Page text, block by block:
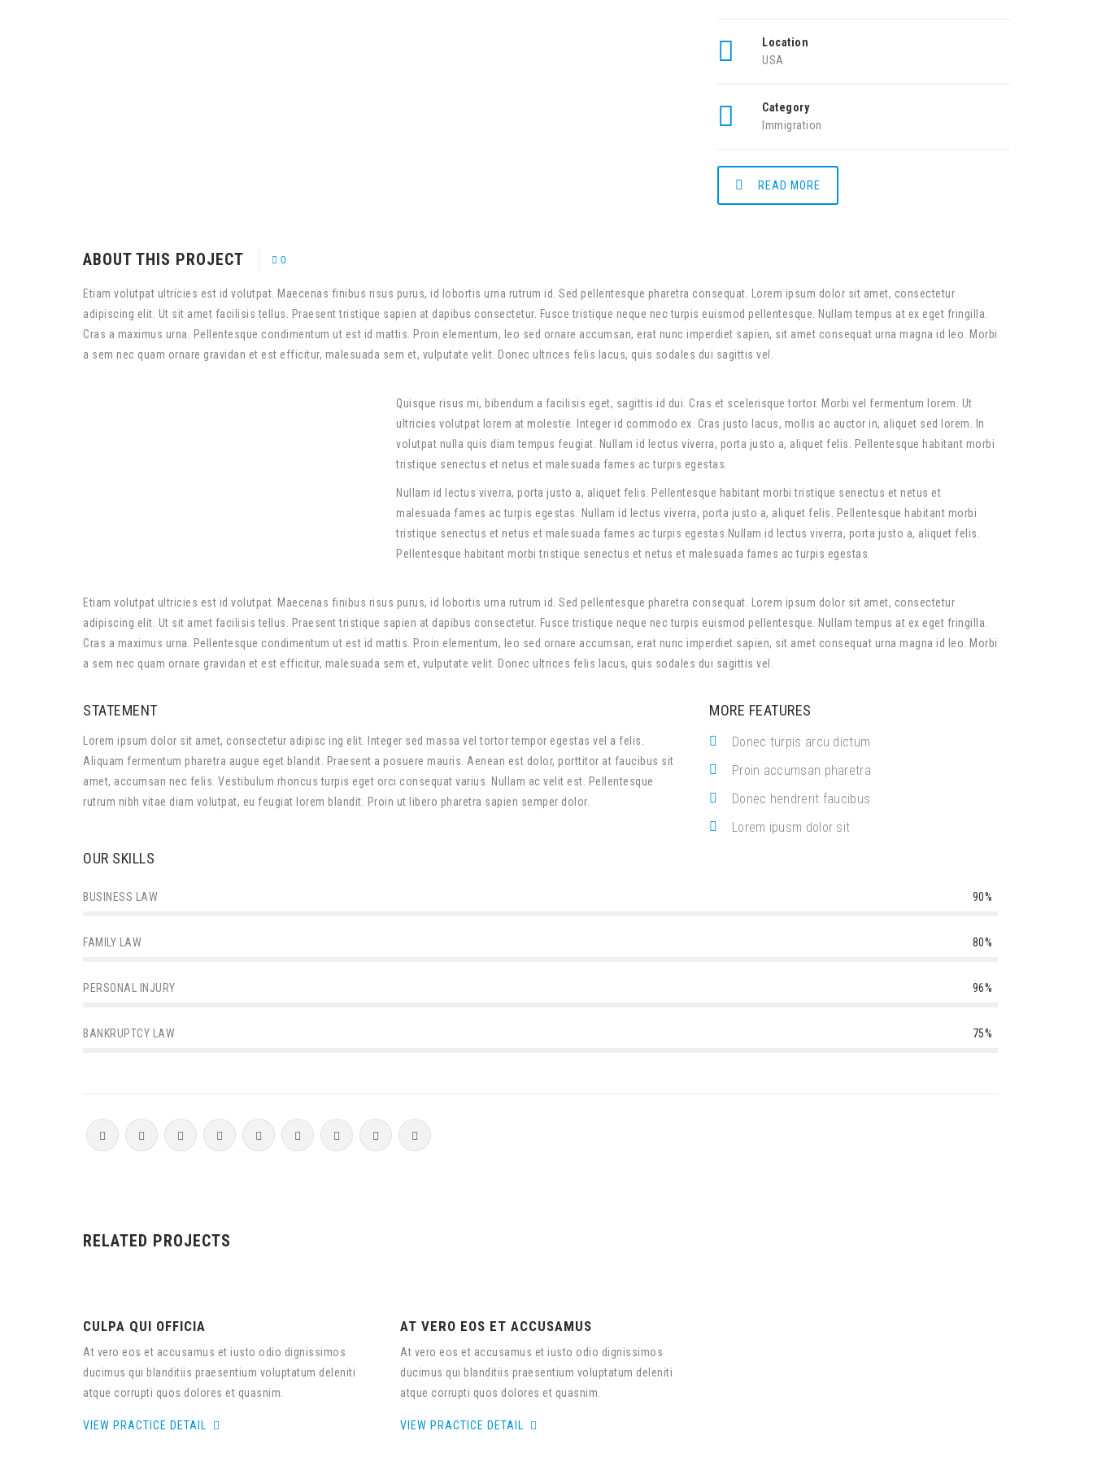
Location
USA
Category
Immigration
READ MORE
ABOUT THIS PROJECT 0
Etiam volutpat ultricies est id volutpat. Maecenas finibus risus purus, id lobortis urna rutrum id. Sed pellentesque pharetra consequat. Lorem ipsum dolor sit amet, consectetur
adipiscing elit. Ut sit amet facilisis tellus. Praesent tristique sapien at dapibus consectetur. Fusce tristique neque nec turpis euismod pellentesque. Nullam tempus at ex eget fringilla.
Cras a maximus urna. Pellentesque condimentum ut est id mattis. Proin elementum, leo sed ornare accumsan, erat nunc imperdiet sapien, sit amet consequat urna magna id leo. Morbi
a sem nec quam ornare gravidan et est efficitur, malesuada sem et, vulputate velit. Donec ultrices felis lacus, quis sodales dui sagittis vel.
Quisque risus mi, bibendum a facilisis eget, sagittis id dui. Cras et scelerisque tortor. Morbi vel fermentum lorem. Ut
ultricies volutpat lorem at molestie. Integer id commodo ex. Cras justo lacus, mollis ac auctor in, aliquet sed lorem. In
volutpat nulla quis diam tempus feugiat. Nullam id lectus viverra, porta justo a, aliquet felis. Pellentesque habitant morbi
tristique senectus et netus et malesuada fames ac turpis egestas.
Nullam id lectus viverra, porta justo a, aliquet felis. Pellentesque habitant morbi tristique senectus et netus et
malesuada fames ac turpis egestas. Nullam id lectus viverra, porta justo a, aliquet felis. Pellentesque habitant morbi
tristique senectus et netus et malesuada fames ac turpis egestas.Nullam id lectus viverra, porta justo a, aliquet felis.
Pellentesque habitant morbi tristique senectus et netus et malesuada fames ac turpis egestas.
Etiam volutpat ultricies est id volutpat. Maecenas finibus risus purus, id lobortis urna rutrum id. Sed pellentesque pharetra consequat. Lorem ipsum dolor sit amet, consectetur
adipiscing elit. Ut sit amet facilisis tellus. Praesent tristique sapien at dapibus consectetur. Fusce tristique neque nec turpis euismod pellentesque. Nullam tempus at ex eget fringilla.
Cras a maximus urna. Pellentesque condimentum ut est id mattis. Proin elementum, leo sed ornare accumsan, erat nunc imperdiet sapien, sit amet consequat urna magna id leo. Morbi
a sem nec quam ornare gravidan et est efficitur, malesuada sem et, vulputate velit. Donec ultrices felis lacus, quis sodales dui sagittis vel.
STATEMENT
Lorem ipsum dolor sit amet, consectetur adipisc ing elit. Integer sed massa vel tortor tempor egestas vel a felis.
Aliquam fermentum pharetra augue eget blandit. Praesent a posuere mauris. Aenean est dolor, porttitor at faucibus sit
amet, accumsan nec felis. Vestibulum rhoncus turpis eget orci consequat varius. Nullam ac velit est. Pellentesque
rutrum nibh vitae diam volutpat, eu feugiat lorem blandit. Proin ut libero pharetra sapien semper dolor.
MORE FEATURES
Donec turpis arcu dictum
Proin accumsan pharetra
Donec hendrerit faucibus
Lorem ipusm dolor sit
OUR SKILLS
BUSINESS LAW 90%
FAMILY LAW 80%
PERSONAL INJURY 96%
BANKRUPTCY LAW 75%
RELATED PROJECTS
CULPA QUI OFFICIA
At vero eos et accusamus et iusto odio dignissimos
ducimus qui blanditiis praesentium voluptatum deleniti
atque corrupti quos dolores et quasnim.
VIEW PRACTICE DETAIL
AT VERO EOS ET ACCUSAMUS
At vero eos et accusamus et iusto odio dignissimos
ducimus qui blanditiis praesentium voluptatum deleniti
atque corrupti quos dolores et quasnim.
VIEW PRACTICE DETAIL